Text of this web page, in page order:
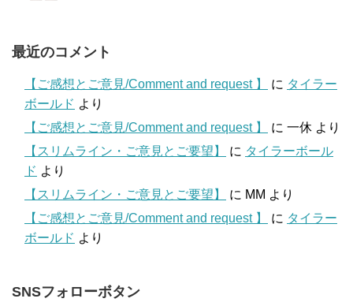
最近のコメント
【ご感想とご意見/Comment and request 】 に タイラー
ボールド より
【ご感想とご意見/Comment and request 】
に 一休 より
【スリムライン・ご意見とご要望】
に タイラーボール
ド より
【スリムライン・ご意見とご要望】
に MM より
【ご感想とご意見/Comment and request 】
に タイラー
ボールド より
SNSフォローボタン